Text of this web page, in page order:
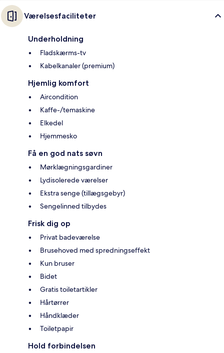
Værelsesfaciliteter
Underholdning
Fladskærms-tv
Kabelkanaler (premium)
Hjemlig komfort
Aircondition
Kaffe-/temaskine
Elkedel
Hjemmesko
Få en god nats søvn
Mørklægningsgardiner
Lydisolerede værelser
Ekstra senge (tillægsgebyr)
Sengelinned tilbydes
Frisk dig op
Privat badeværelse
Brusehoved med spredningseffekt
Kun bruser
Bidet
Gratis toiletartikler
Hårtørrer
Håndklæder
Toiletpapir
Hold forbindelsen